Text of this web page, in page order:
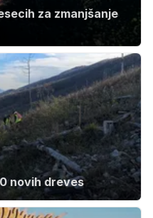
za zmanjšanje
novih dreves